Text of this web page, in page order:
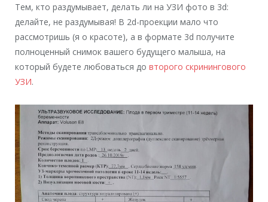
Тем, кто раздумывает, делать ли на УЗИ фото в 3d:
делайте, не раздумывая! В 2d-проекции мало что
рассмотришь (я о красоте), а в формате 3d получите
полноценный снимок вашего будущего малыша, на
который будете любоваться до второго скринингового
УЗИ.